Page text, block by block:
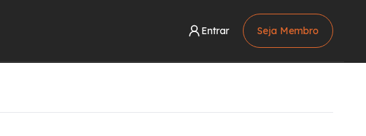
Entrar Seja Membro